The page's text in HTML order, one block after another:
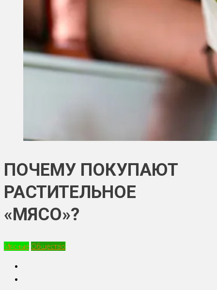
ПОЧЕМУ ПОКУПАЮТ
РАСТИТЕЛЬНОЕ
«МЯСО»?
Мясные Общество